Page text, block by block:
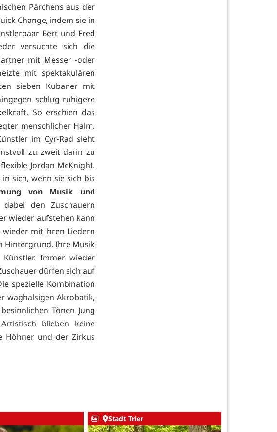
Pärchens aus der
Change, indem sie in
Bert und Fred
versuchte sich die
mit Messer -oder
mit spektakulären
sieben Kubaner mit
schlug ruhigere
So erschien das
menschlicher Halm.
im Cyr-Rad sieht
zu zweit darin zu
Jordan McKnight.
sich, wenn sie sich bis
von Musik und
den Zuschauern
wieder aufstehen kann
mit ihren Liedern
Hintergrund. Ihre Musik
Immer wieder
dürfen sich auf
spezielle Kombination
waghalsigen Akrobatik,
Tönen Jung
blieben keine
Höhner und der Zirkus
Stadt Trier